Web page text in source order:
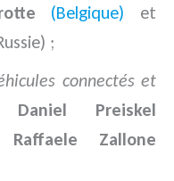
(Belgique) et
;
connectés et
Daniel Preiskel
Raffaele Zallone